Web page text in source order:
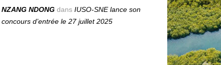
NZANG NDONG dansIUSO‑SNE lance son
concours d’entrée le 27 juillet 2025